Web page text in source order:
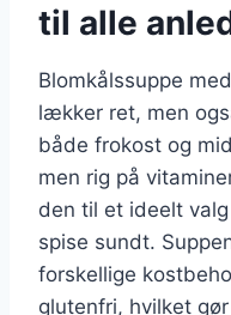
til alle
Blomkålssuppe
lækker ret, men
både frokost og
men rig på
den til et ideelt
spise sundt.
forskellige
glutenfri, hvilket